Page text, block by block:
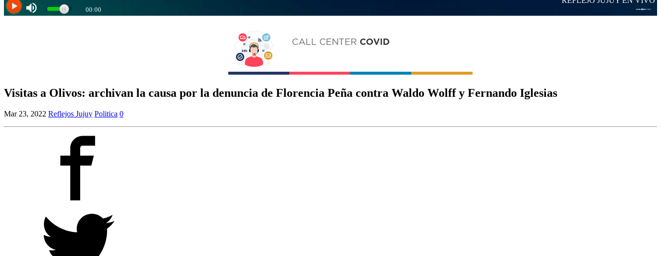
Visitas a Olivos: archivan la causa por la denuncia de Florencia Peña contra Waldo Wolff y Fernando Iglesias
Mar 23, 2022 Reflejos Jujuy Politica 0